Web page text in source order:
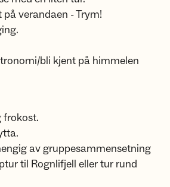
verandaen - Trym!
bli kjent på himmelen
av gruppesammensetning
til Rognlifjell eller tur rund